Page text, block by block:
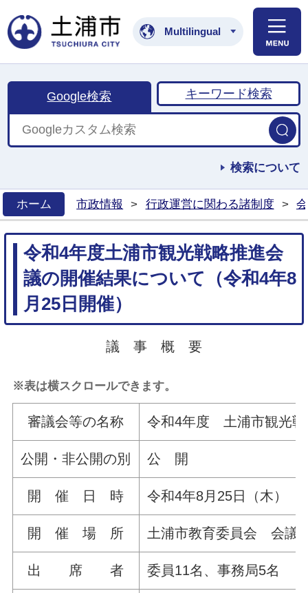
土浦市公式ホームペ
Multilingual
Google検索 キーワード検索
検索について
ホーム
市政情報 > 行政運営に関わる諸制度 >
令和4年度土浦市観光戦略推進会
議の開催結果について（令和4年8
月25日開催）
議 事 概 要
※表は横スクロールできます。
審議会等の名称 令和4年度 土浦市観光戦
公開・非公開の別 公 開
開 催 日 時 令和4年8月25日（木）
開 催 場 所 土浦市教育委員会 会議
出 席 者 委員11名、事務局5名